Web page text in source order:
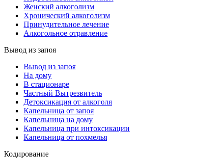
Женский алкоголизм
Хронический алкоголизм
Принудительное лечение
Алкогольное отравление
Вывод из запоя
Вывод из запоя
На дому
В стационаре
Частный Вытрезвитель
Детоксикация от алкоголя
Капельница от запоя
Капельница на дому
Капельница при интоксикации
Капельница от похмелья
Кодирование